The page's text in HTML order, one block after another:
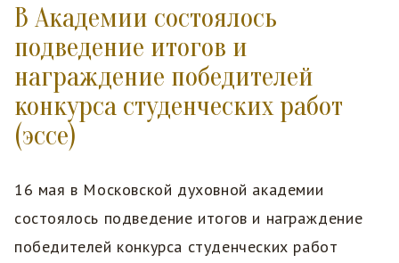
В Академии состоялось
подведение итогов и
награждение победителей
конкурса студенческих работ
(эссе)
16 мая в Московской духовной академии
состоялось подведение итогов и награждение
победителей конкурса студенческих работ